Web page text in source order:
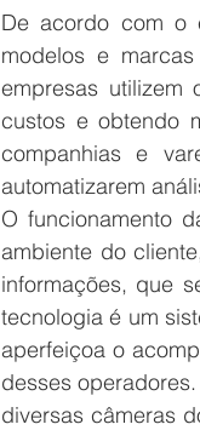
De acordo com o
modelos e
empresas utilizem
custos e obtendo
companhias e
automatizarem
O funcionamento
ambiente do
informações, que
tecnologia é um
aperfeiçoa o
desses
diversas câmeras